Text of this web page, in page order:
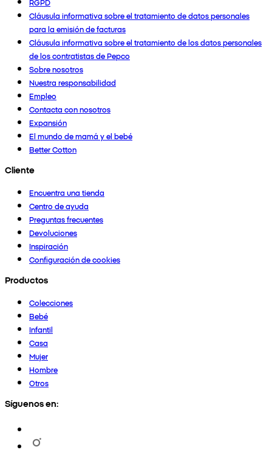
Cláusula informativa sobre el tratamiento de datos personales
para la emisión de facturas
Cláusula informativa sobre el tratamiento de los datos personales
de los contratistas de Pepco
Sobre nosotros
Nuestra responsabilidad
Empleo
Contacta con nosotros
Expansión
El mundo de mamá y el bebé
Better Cotton
Cliente
Encuentra una tienda
Centro de ayuda
Preguntas frecuentes
Devoluciones
Inspiración
Configuración de cookies
Productos
Colecciones
Bebé
Infantil
Casa
Mujer
Hombre
Otros
Síguenos en: